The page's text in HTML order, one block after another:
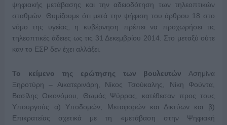
ψηφιακής μετάβασης και την αδειοδότηση των τηλεοπτικών
σταθμών. Θυμίζουμε ότι μετά την ψήφιση του άρθρου 18 στο
νόμο της υγείας, η κυβέρνηση πρέπει να προχωρήσει τις
τηλεοπτικές άδειες ως τις 31 Δεκεμβρίου 2014. Στο μεταξύ ούτε
καν το ΕΣΡ δεν έχει αλλάξει.
Το κείμενο της ερώτησης των βουλευτών Ασημίνα
Ξηροτύρη – Αικατερινάρη, Νίκος Τσούκαλης, Νίκη Φούντα,
Βασίλης Οικονόμου, Θωμάς Ψύρρας, κατέθεσαν προς τους
Υπουργούς α) Υποδομών, Μεταφορών και Δικτύων και β)
Επικρατείας σχετικά με τη «μετάβαση στην Ψηφιακή